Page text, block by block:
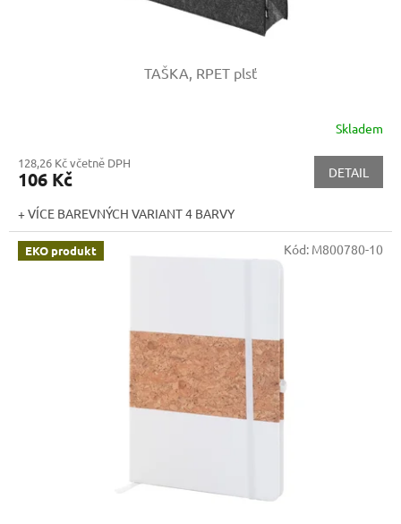
TAŠKA, RPET plsť
Skladem
128,26 Kč včetně DPH
106 Kč DETAIL
+ VÍCE BAREVNÝCH VARIANT 4 BARVY
EKO produkt Kód: M800780-10